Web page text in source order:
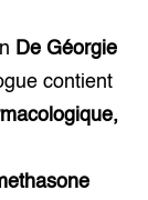
De Géorgie
contient